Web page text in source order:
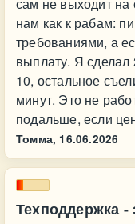
нам как к рабам:
требованиями, а
выплату. Я сделал
10, остальное
минут. Это не
подальше, если
Томма, 16.06.2026
Техподдержка